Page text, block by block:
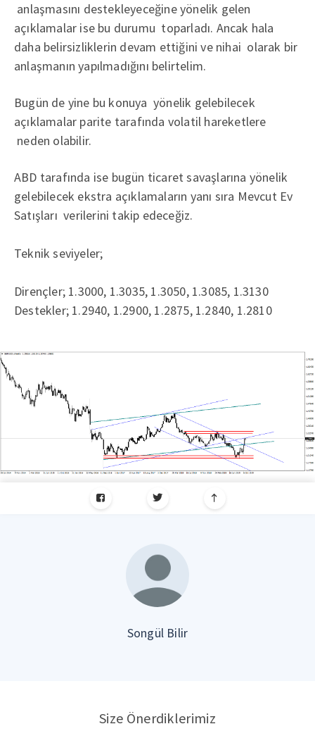
anlaşmasını destekleyeceğine yönelik gelen
açıklamalar ise bu durumu toparladı. Ancak hala
daha belirsizliklerin devam ettiğini ve nihai olarak bir
anlaşmanın yapılmadığını belirtelim.
Bugün de yine bu konuya yönelik gelebilecek
açıklamalar parite tarafında volatil hareketlere
neden olabilir.
ABD tarafında ise bugün ticaret savaşlarına yönelik
gelebilecek ekstra açıklamaların yanı sıra Mevcut Ev
Satışları verilerini takip edeceğiz.
Teknik seviyeler;
Dirençler; 1.3000, 1.3035, 1.3050, 1.3085, 1.3130
Destekler; 1.2940, 1.2900, 1.2875, 1.2840, 1.2810
Songül Bilir
Size Önerdiklerimiz